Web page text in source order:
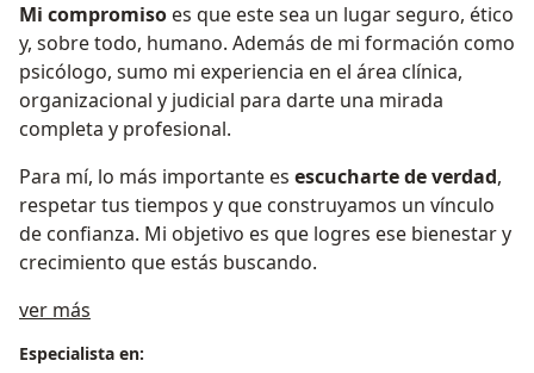
Mi compromiso es que este sea un lugar seguro, ético
y, sobre todo, humano. Además de mi formación como
psicólogo, sumo mi experiencia en el área clínica,
organizacional y judicial para darte una mirada
completa y profesional.
Para mí, lo más importante es escucharte de verdad,
respetar tus tiempos y que construyamos un vínculo
de confianza. Mi objetivo es que logres ese bienestar y
crecimiento que estás buscando.
ver más
Especialista en: